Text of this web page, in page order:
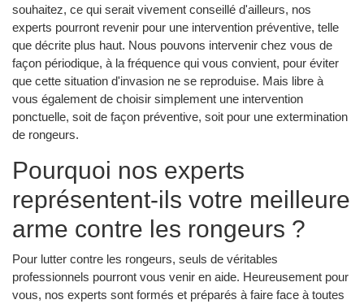
souhaitez, ce qui serait vivement conseillé d'ailleurs, nos
experts pourront revenir pour une intervention préventive, telle
que décrite plus haut. Nous pouvons intervenir chez vous de
façon périodique, à la fréquence qui vous convient, pour éviter
que cette situation d'invasion ne se reproduise. Mais libre à
vous également de choisir simplement une intervention
ponctuelle, soit de façon préventive, soit pour une extermination
de rongeurs.
Pourquoi nos experts
représentent-ils votre meilleure
arme contre les rongeurs ?
Pour lutter contre les rongeurs, seuls de véritables
professionnels pourront vous venir en aide. Heureusement pour
vous, nos experts sont formés et préparés à faire face à toutes